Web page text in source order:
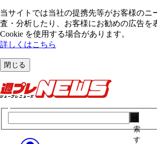
当サイトでは当社の提携先等がお客様のニ
査・分析したり、お客様にお勧めの広告を
Cookie を使⽤する場合があります。
詳しくはこちら
閉じる
索
す